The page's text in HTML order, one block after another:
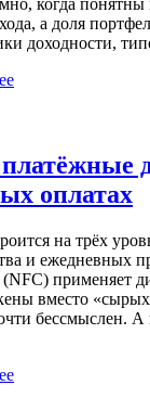
а доля
доходности,
оплатах
на трёх
и ежедневных
(NFC) применяет
вместо
бессмыслен.